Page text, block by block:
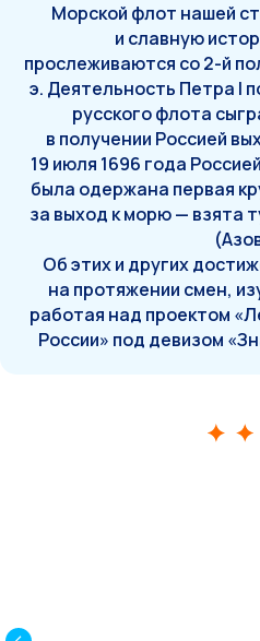
Морской флот нашей
и славную
прослеживаются со 2-й
э. Деятельность Петра I
русского флота
в получении Россией
19 июля 1696 года
была одержана первая
за выход к морю — взята
Об этих и других
на протяжении смен,
работая над проектом
России» под девизом